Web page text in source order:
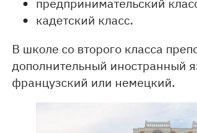
кадетский класс.
В школе со второго класса
дополнительный иностранный
французский или немецкий.